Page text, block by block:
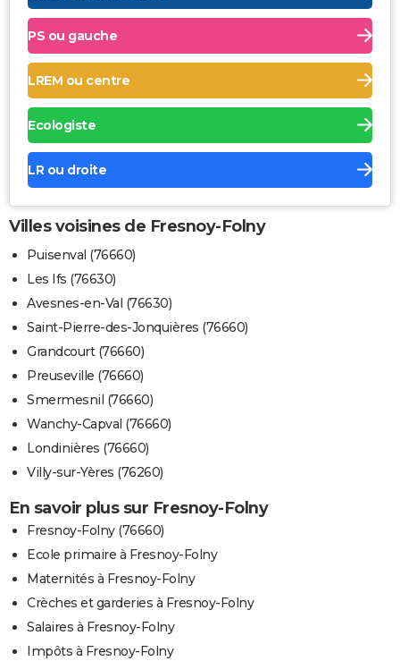
PS ou gauche
LREM ou centre
Ecologiste
LR ou droite
Villes voisines de Fresnoy-Folny
Puisenval (76660)
Les Ifs (76630)
Avesnes-en-Val (76630)
Saint-Pierre-des-Jonquières (76660)
Grandcourt (76660)
Preuseville (76660)
Smermesnil (76660)
Wanchy-Capval (76660)
Londinières (76660)
Villy-sur-Yères (76260)
En savoir plus sur Fresnoy-Folny
Fresnoy-Folny (76660)
Ecole primaire à Fresnoy-Folny
Maternités à Fresnoy-Folny
Crèches et garderies à Fresnoy-Folny
Salaires à Fresnoy-Folny
Impôts à Fresnoy-Folny